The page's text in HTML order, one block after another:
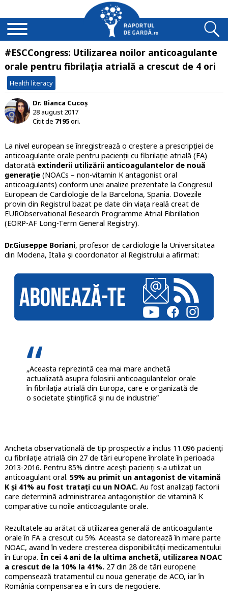
#ESCCongress: Utilizarea noilor anticoagulante
orale pentru fibrilația atrială a crescut de 4 ori
Health literacy
Dr. Bianca Cucoș
28 august 2017
Citit de 7195ori.
La nivel european se înregistrează o creștere a prescripției de
anticoagulante orale pentru pacienții cu fibrilație atrială (FA)
datorată extinderii utilizării anticoagulantelor de nouă
generație(NOACs – non-vitamin K antagonist oral
anticoagulants) conform unei analize prezentate la Congresul
European de Cardiologie de la Barcelona, Spania. Dovezile
provin din Registrul bazat pe date din viața reală creat de
EURObservational Research Programme Atrial Fibrillation
(EORP-AF Long-Term General Registry).
Dr.Giuseppe Boriani, profesor de cardiologie la Universitatea
din Modena, Italia și coordonator al Registrului a afirmat:
„Aceasta reprezintă cea mai mare anchetă
actualizată asupra folosirii anticoagulantelor orale
în fibrilația atrială din Europa, care e organizată de
o societate științifică și nu de industrie”
Ancheta observatională de tip prospectiv a inclus 11.096 pacienți
cu fibrilație atrială din 27 de tări europene înrolate în perioada
2013-2016. Pentru 85% dintre acești pacienți s-a utilizat un
anticoagulant oral. 59% au primit un antagonist de vitamină
K și 41% au fost tratați cu un NOAC.Au fost analizați factorii
care determină administrarea antagoniștilor de vitamină K
comparative cu noile anticoagulante orale.
Rezultatele au arătat că utilizarea generală de anticoagulante
orale în FA a crescut cu 5%. Aceasta se datorează în mare parte
NOAC, avand în vedere creșterea disponibilității medicamentului
în Europa. În cei 4 ani de la ultima anchetă, utilizarea NOAC
a crescut de la 10% la 41%. 27 din 28 de tări europene
compensează tratamentul cu noua generație de ACO, iar în
România compensarea e în curs de negociere.